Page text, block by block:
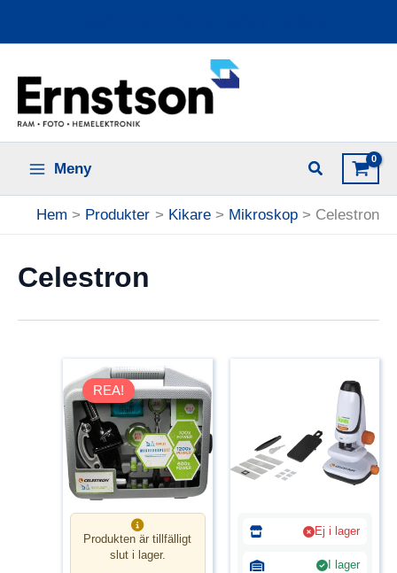
Meny
Hem Produkter Kikare Mikroskop Celestron
Celestron
Produkten är tillfälligt
slut i lager.
REA!
Ej i lager
I lager